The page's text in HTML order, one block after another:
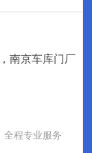
南京车库门厂
全程专业服务